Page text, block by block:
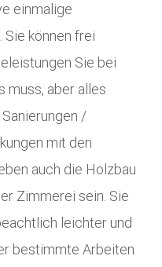
einmalige
Sie können frei
Sie bei
muss, aber alles
Sanierungen /
mit den
auch die Holzbau
Zimmerei sein. Sie
leichter und
bestimmte Arbeiten